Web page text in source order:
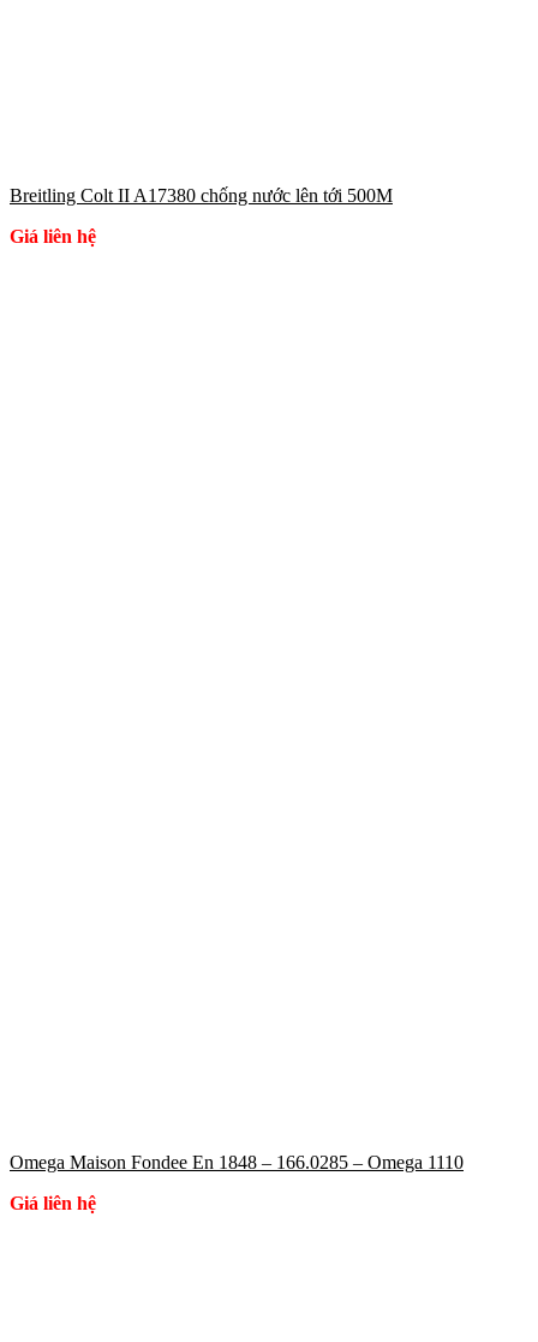
Breitling Colt II A17380 chống nước lên tới 500M
Giá liên hệ
Omega Maison Fondee En 1848 – 166.0285 – Omega 1110
Giá liên hệ